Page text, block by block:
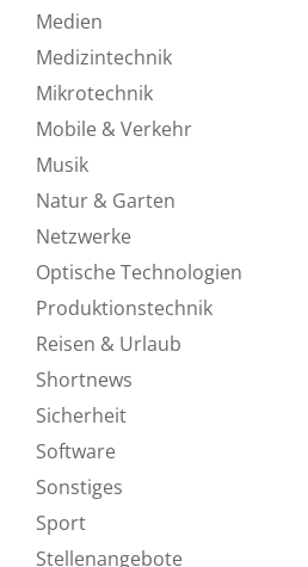
Medien
Medizintechnik
Mikrotechnik
Mobile & Verkehr
Musik
Natur & Garten
Netzwerke
Optische Technologien
Produktionstechnik
Reisen & Urlaub
Shortnews
Sicherheit
Software
Sonstiges
Sport
Stellenangebote